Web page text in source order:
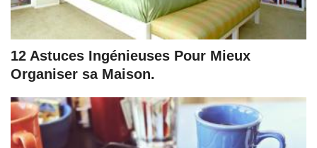
12 Astuces Ingénieuses Pour Mieux
Organiser sa Maison.